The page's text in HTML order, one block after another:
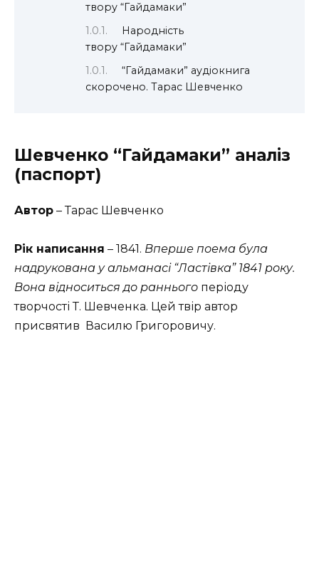
твору “Гайдамаки”
Народність
твору “Гайдамаки”
“Гайдамаки” аудіокнига
скорочено. Тарас Шевченко
Шевченко “Гайдамаки” аналіз
(паспорт)
Автор – Тарас Шевченко
Рік написання – 1841. Вперше поема була
надрукована у альманасі “Ластівка” 1841 року.
Вона відноситься до раннього періоду
творчості Т. Шевченка. Цей твір автор
присвятив Василю Григоровичу.